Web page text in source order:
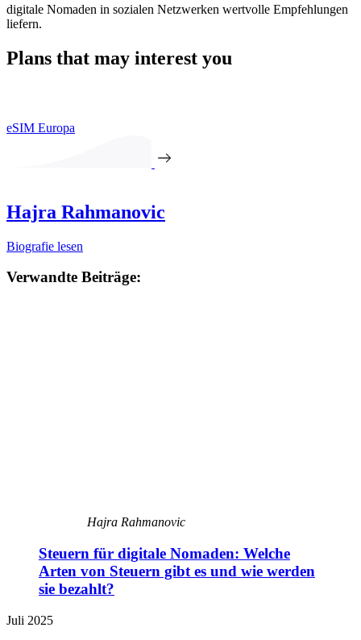
digitale Nomaden in sozialen Netzwerken wertvolle Empfehlungen
liefern.
Plans that may interest you
eSIM Europa
Hajra Rahmanovic
Biografie lesen
Verwandte Beiträge:
Hajra Rahmanovic
Steuern für digitale Nomaden: Welche
Arten von Steuern gibt es und wie werden
sie bezahlt?
Juli 2025